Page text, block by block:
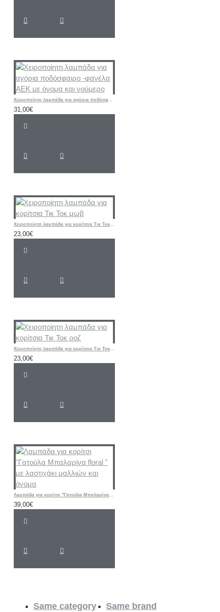
Χειροποίητη λαμπάδα για αγόρια ποδόσφαιρο -φανέλα ΑΕΚ με όνομα και νούμερο
31,00€
Χειροποίητη λαμπάδα για κορίτσια Τικ Τοκ μωβ
23,00€
Χειροποίητη λαμπάδα για κορίτσια Τικ Τοκ ροζ
23,00€
Λαμπάδα για κορίτσι "Γατούλα Μπαλαρίνα floral " με λαστιχάκι μαλλιών και όνομα
39,00€
Same category Same brand